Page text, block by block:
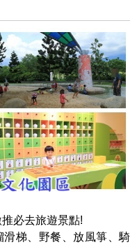
必去旅遊景點!
梯、野餐、放風箏、騎